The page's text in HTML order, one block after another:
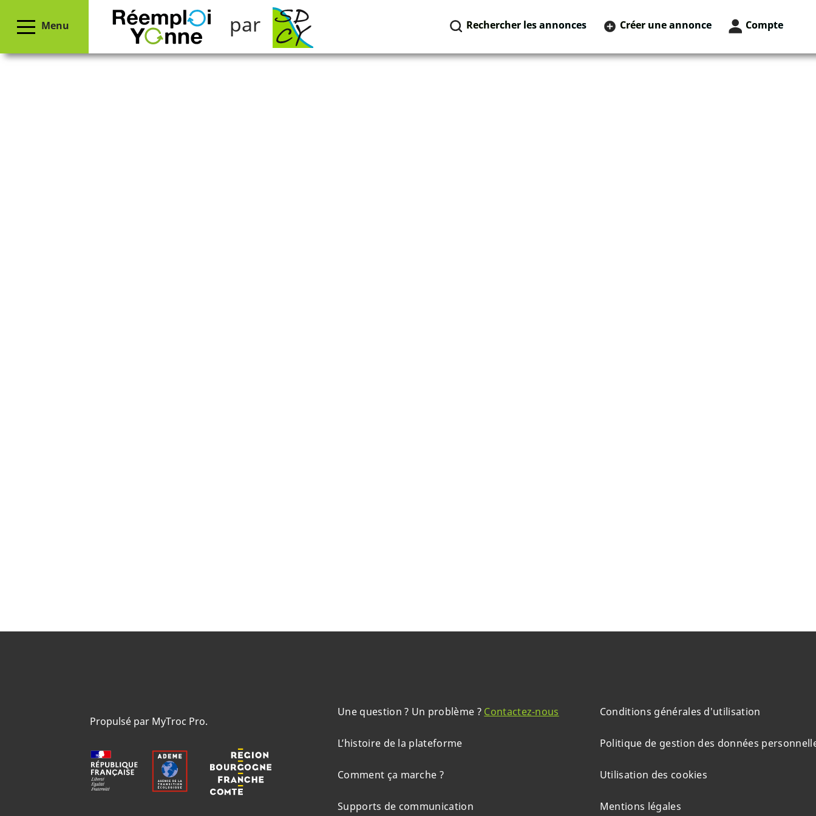
Menu par Rechercher les annonces Créer une annonce Compte
Propulsé par MyTroc Pro.
Une question ? Un problème ? Contactez-nous
L’histoire de la plateforme
Comment ça marche ?
Supports de communication
Conditions générales d'utilisation
Politique de gestion des données
Utilisation des cookies
Mentions légales